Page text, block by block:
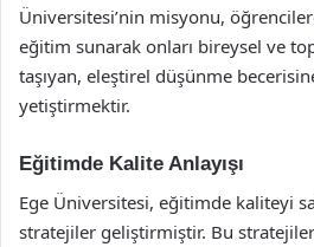
Üniversitesi’nin misyonu,
eğitim sunarak onları bireysel ve
taşıyan, eleştirel düşünme
yetiştirmektir.
Eğitimde Kalite Anlayışı
Ege Üniversitesi, eğitimde kaliteyi
stratejiler geliştirmiştir. Bu